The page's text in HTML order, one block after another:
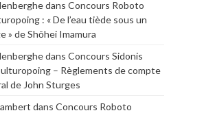
dans Concours Roboto
: « De l’eau tiède sous un
» de Shōhei Imamura
dans Concours Sidonis
– Règlements de compte
de John Sturges
dans Concours Roboto